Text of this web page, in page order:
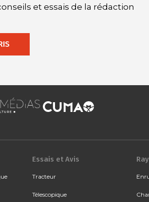
et essais de la rédaction
Essais et Avis
Tracteur
Télescopique